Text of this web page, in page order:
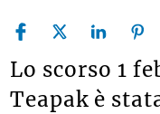
Lo scorso 1
Teapak è